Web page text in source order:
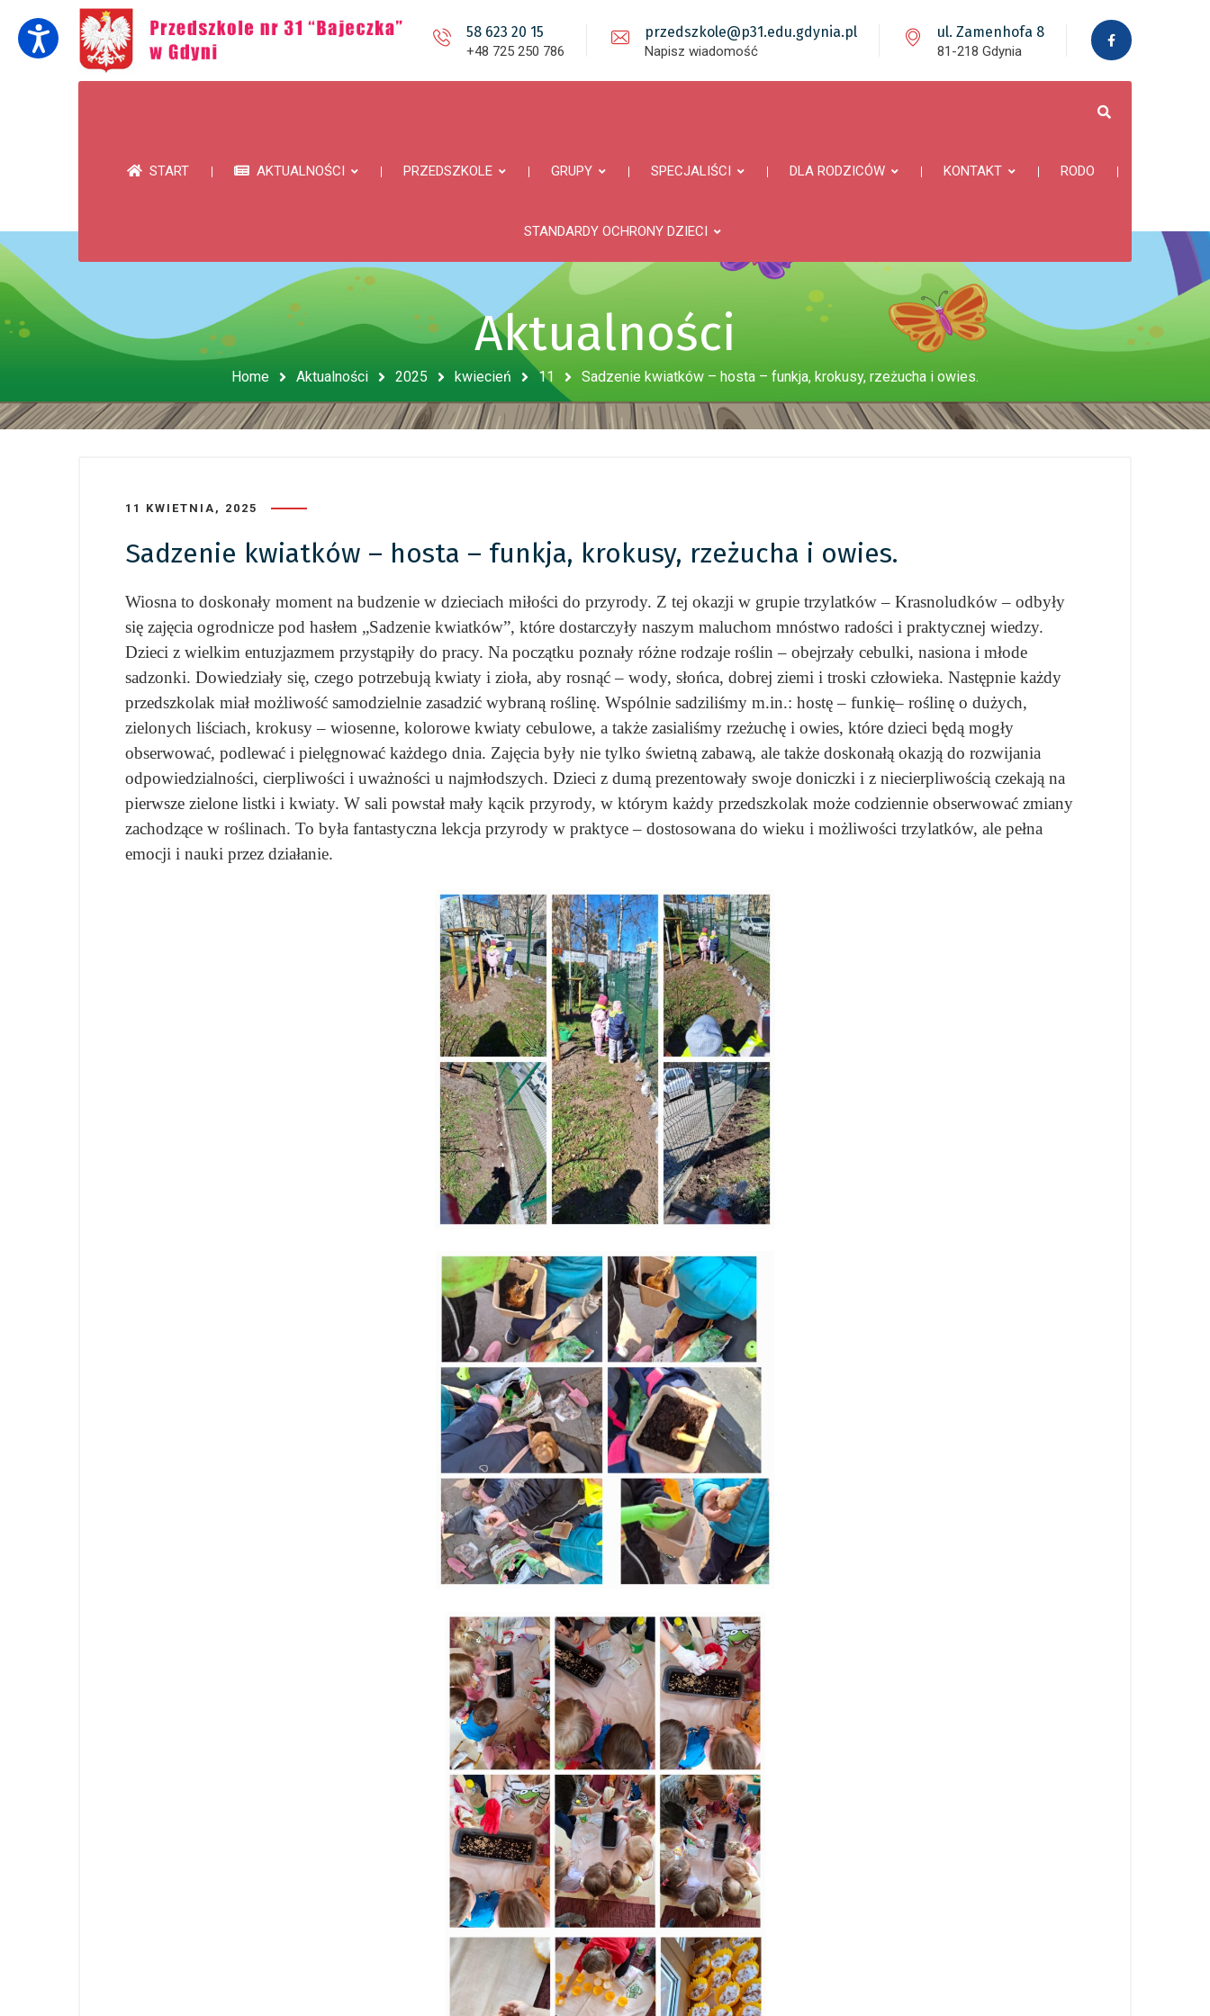
58 623 20 15
+48 725 250 786
przedszkole@p31.edu.gdynia.pl
Napisz wiadomość
ul. Zamenhofa 8
81-218 Gdynia
START AKTUALNOŚCI PRZEDSZKOLE GRUPY SPECJALIŚCI DLA RODZICÓW KONTAKT RODO
STANDARDY OCHRONY DZIECI
Aktualności
Home Aktualności 2025 kwiecień 11 Sadzenie kwiatków – hosta – funkja, krokusy, rzeżucha i owies.
11 KWIETNIA, 2025
Sadzenie kwiatków – hosta – funkja, krokusy, rzeżucha i owies.
Wiosna to doskonały moment na budzenie w dzieciach miłości do przyrody. Z tej okazji w grupie trzylatków – Krasnoludków – odbyły
się zajęcia ogrodnicze pod hasłem „Sadzenie kwiatków”, które dostarczyły naszym maluchom mnóstwo radości i praktycznej wiedzy.
Dzieci z wielkim entuzjazmem przystąpiły do pracy. Na początku poznały różne rodzaje roślin – obejrzały cebulki, nasiona i młode
sadzonki. Dowiedziały się, czego potrzebują kwiaty i zioła, aby rosnąć – wody, słońca, dobrej ziemi i troski człowieka. Następnie każdy
przedszkolak miał możliwość samodzielnie zasadzić wybraną roślinę. Wspólnie sadziliśmy m.in.: hostę – funkię– roślinę o dużych,
zielonych liściach, krokusy – wiosenne, kolorowe kwiaty cebulowe, a także zasialiśmy rzeżuchę i owies, które dzieci będą mogły
obserwować, podlewać i pielęgnować każdego dnia. Zajęcia były nie tylko świetną zabawą, ale także doskonałą okazją do rozwijania
odpowiedzialności, cierpliwości i uważności u najmłodszych. Dzieci z dumą prezentowały swoje doniczki i z niecierpliwością czekają na
pierwsze zielone listki i kwiaty. W sali powstał mały kącik przyrody, w którym każdy przedszkolak może codziennie obserwować zmiany
zachodzące w roślinach. To była fantastyczna lekcja przyrody w praktyce – dostosowana do wieku i możliwości trzylatków, ale pełna
emocji i nauki przez działanie.